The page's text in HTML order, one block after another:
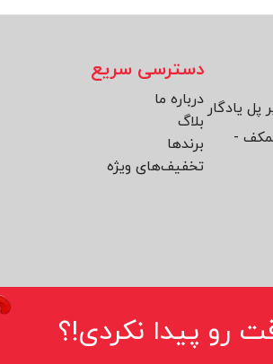
یادگار
-
دسترسی سریع
درباره ما
بلاگ
برند‌ها
تخفیف‌های ویژه
رو پیدا نکردی!؟